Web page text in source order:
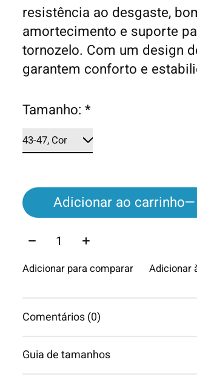
resistência ao desgaste,
amortecimento e suporte
tornozelo. Com um design
garantem conforto e
Tamanho:*
Adicionar ao carrinho
Quantidade:
Adicionar para comparar Adicionar
Comentários (0)
Guia de tamanhos